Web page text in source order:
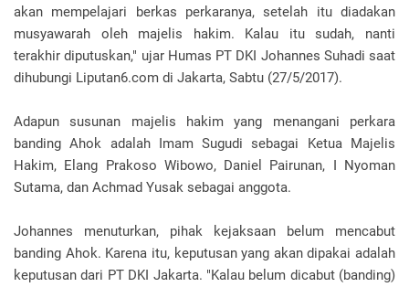
akan mempelajari berkas perkaranya, setelah itu diadakan
musyawarah oleh majelis hakim. Kalau itu sudah, nanti
terakhir diputuskan," ujar Humas PT DKI Johannes Suhadi saat
dihubungi Liputan6.com di Jakarta, Sabtu (27/5/2017).
Adapun susunan majelis hakim yang menangani perkara
banding Ahok adalah Imam Sugudi sebagai Ketua Majelis
Hakim, Elang Prakoso Wibowo, Daniel Pairunan, I Nyoman
Sutama, dan Achmad Yusak sebagai anggota.
Johannes menuturkan, pihak kejaksaan belum mencabut
banding Ahok. Karena itu, keputusan yang akan dipakai adalah
keputusan dari PT DKI Jakarta. "Kalau belum dicabut (banding)